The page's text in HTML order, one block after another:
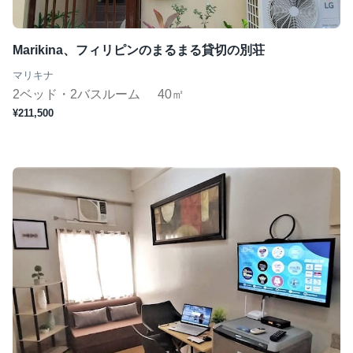
Marikina、フィリピンのまるまる貸切の別荘
マリキナ
2ベッド・2バスルーム 40㎡
¥211,500